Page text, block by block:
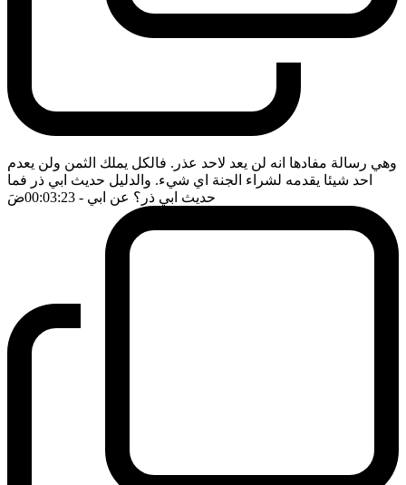
وهي رسالة مفادها انه لن يعد لاحد عذر. فالكل يملك الثمن ولن يعدم
احد شيئا يقدمه لشراء الجنة اي شيء. والدليل حديث ابي ذر فما
حديث ابي ذر؟ عن ابي - 00:03:23 ضَ